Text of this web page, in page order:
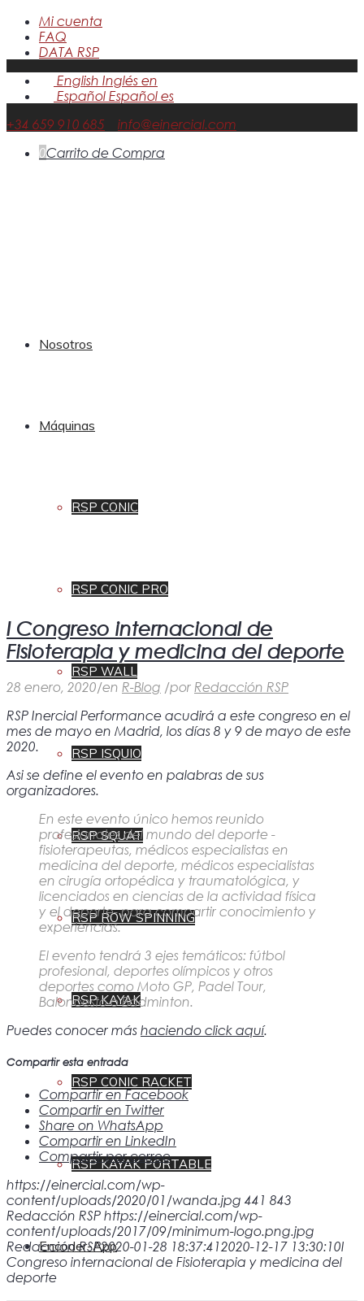
Mi cuenta
FAQ
DATA RSP
English Inglés en
Español Español es
+34 659 910 685
info@einercial.com
0Carrito de Compra
Nosotros
Máquinas
RSP CONIC
RSP CONIC PRO
RSP WALL
RSP ISQUIO
RSP SQUAT
RSP ROW SPINNING
RSP KAYAK
RSP CONIC RACKET
RSP KAYAK PORTABLE
Encoder-App
I Congreso internacional de
Fisioterapia y medicina del deporte
28 enero, 2020/en R-Blog /por Redacción RSP
RSP Inercial Performance acudirá a este congreso en el
mes de mayo en Madrid, los días 8 y 9 de mayo de este
2020.
Asi se define el evento en palabras de sus
organizadores.
En este evento único hemos reunido
profesionales del mundo del deporte -
fisioterapeutas, médicos especialistas en
medicina del deporte, médicos especialistas
en cirugía ortopédica y traumatológica, y
licenciados en ciencias de la actividad física
y el deporte- para compartir conocimiento y
experiencias.
El evento tendrá 3 ejes temáticos: fútbol
profesional, deportes olímpicos y otros
deportes como Moto GP, Padel Tour,
Baloncesto o Bádminton.
Puedes conocer más haciendo click aquí.
Compartir esta entrada
Compartir en Facebook
Compartir en Twitter
Share on WhatsApp
Compartir en LinkedIn
Compartir por correo
https://einercial.com/wp-
content/uploads/2020/01/wanda.jpg 441 843
Redacción RSP https://einercial.com/wp-
content/uploads/2017/09/minimum-logo.png.jpg
Redacción RSP2020-01-28 18:37:41 2020-12-17 13:30:10I
Congreso internacional de Fisioterapia y medicina del
deporte